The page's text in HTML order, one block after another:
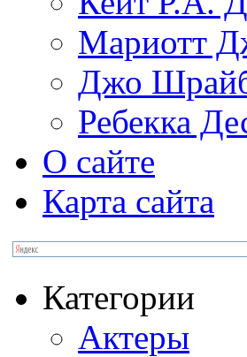
Мариотт
Джо
Ребекка
О сайте
Карта сайта
Категории
Актеры